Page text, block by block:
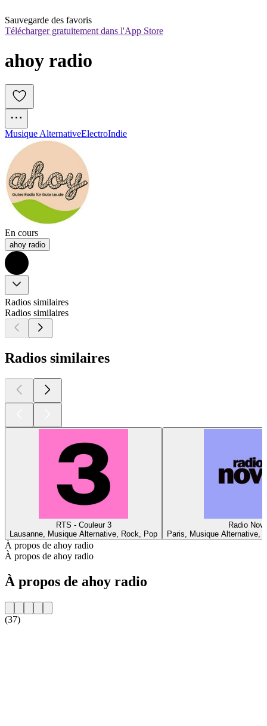
Sauvegarde des favoris
Télécharger gratuitement dans l'App Store
ahoy radio
Musique AlternativeElectroIndie
En cours
ahoy radio
Radios similaires
Radios similaires
Radios similaires
RTS - Couleur 3
Lausanne, Musique Alternative, Rock, Pop
Radio
Paris, Musique Alternative,
À propos de ahoy radio
À propos de ahoy radio
À propos de ahoy radio
(37)